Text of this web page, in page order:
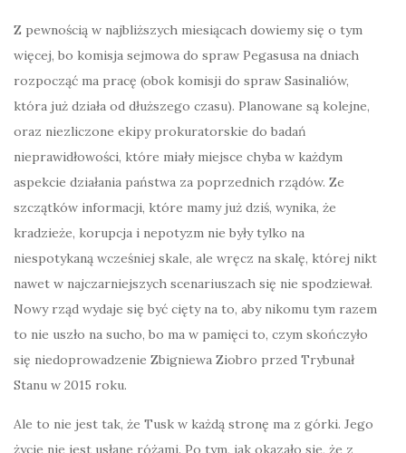
Z pewnością w najbliższych miesiącach dowiemy się o tym
więcej, bo komisja sejmowa do spraw Pegasusa na dniach
rozpocząć ma pracę (obok komisji do spraw Sasinaliów,
która już działa od dłuższego czasu). Planowane są kolejne,
oraz niezliczone ekipy prokuratorskie do badań
nieprawidłowości, które miały miejsce chyba w każdym
aspekcie działania państwa za poprzednich rządów. Ze
szczątków informacji, które mamy już dziś, wynika, że
kradzieże, korupcja i nepotyzm nie były tylko na
niespotykaną wcześniej skale, ale wręcz na skalę, której nikt
nawet w najczarniejszych scenariuszach się nie spodziewał.
Nowy rząd wydaje się być cięty na to, aby nikomu tym razem
to nie uszło na sucho, bo ma w pamięci to, czym skończyło
się niedoprowadzenie Zbigniewa Ziobro przed Trybunał
Stanu w 2015 roku.
Ale to nie jest tak, że Tusk w każdą stronę ma z górki. Jego
życie nie jest usłane różami. Po tym, jak okazało sie, że z